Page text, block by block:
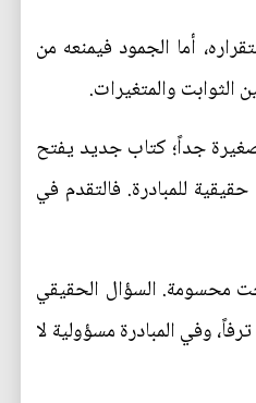
أما الجمود فيمنعه من
الثوابت والمتغيرات.
صغيرة جداً؛ كتاب جديد يفتح
للمبادرة. فالتقدم في
محسومة. السؤال الحقيقي
وفي المبادرة مسؤولية لا